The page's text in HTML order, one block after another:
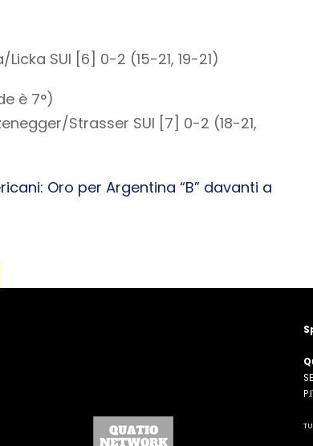
SUI [6] 0-2 (15-21, 19-21)
è 7°)
Strasser SUI [7] 0-2 (18-21,
Oro per Argentina “B” davanti a